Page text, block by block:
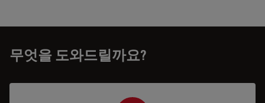
무엇을 도와드릴까요?